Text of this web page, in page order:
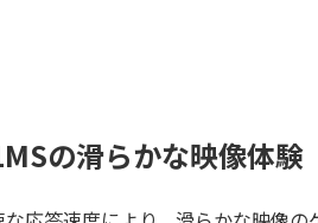
の滑らかな映像体験